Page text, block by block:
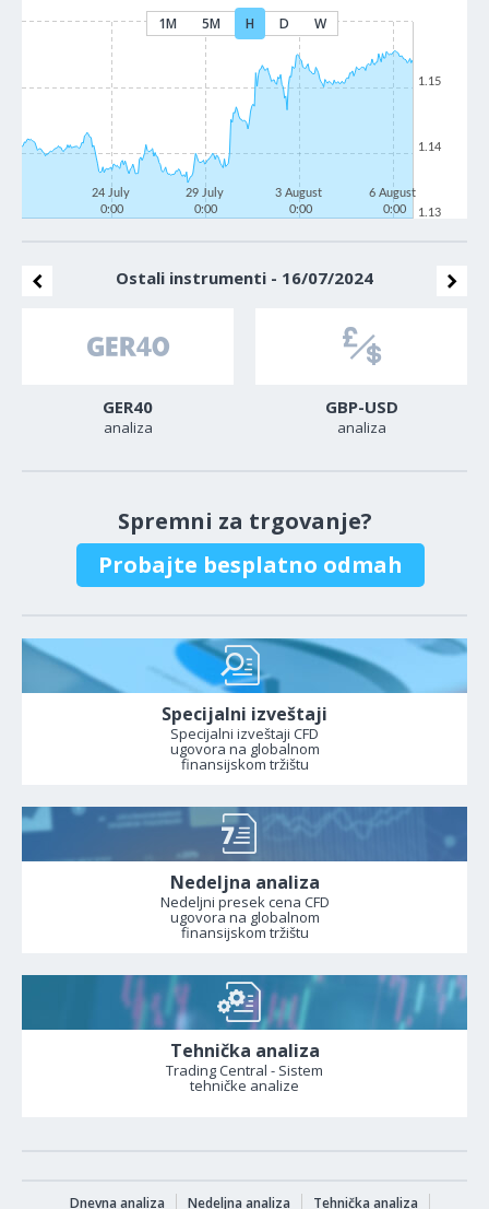
1M 5M H D W
24 July
0:00
29 July
0:00
3 August
0:00
6 August
0:00
1.13
1.14
1.15
Ostali instrumenti - 16/07/2024
GER40
analiza
GBP-USD
analiza
Spremni za trgovanje?
Probajte besplatno odmah
Specijalni izveštaji
Specijalni izveštaji CFD
ugovora na globalnom
finansijskom tržištu
Nedeljna analiza
Nedeljni presek cena CFD
ugovora na globalnom
finansijskom tržištu
Tehnička analiza
Trading Central - Sistem
tehničke analize
Dnevna analiza Nedeljna analiza Tehnička analiza